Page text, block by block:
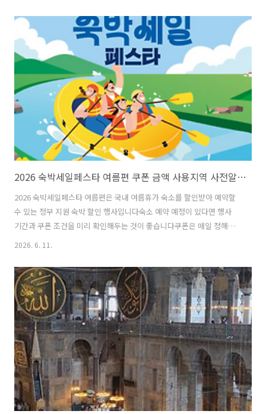
항공, 숙소, 입장권을 하나씩 직접 예약하는 자유여행도 괜찮지만 8월처
럼 더운 시기에는 이야기가 조금 달라져요 저는 튀르키예를 패키지로 두
번 다녀왔고 그중 한 번은 실제로 7월 말 ~ 8월 초 일정이었어요그때 느
꼈던 건 하나였습니다여름 튀르키예는 볼거리는 정말 많은데 체력 소모
도 생각보다 큽니다그래서 부모님과 함께 가는 가족여행, 부부여행, 첫
튀르키예 여행이라..
2026 숙박세일페스타 여름편 쿠폰 금액 사용지역 사전알림 정리
2026 숙박세일페스타 여름편은 국내 여름휴가 숙소를 할인받아 예약할
수 있는 정부 지원 숙박 할인 행사입니다숙소 예약 예정이 있다면 행사
기간과 쿠폰 조건을 미리 확인해두는 것이 좋습니다쿠폰은 매일 정해진
시간에 선착순으로 발급되는 방식이라 늦게 접속하면 행사 기간이 남아
는 가격이 빠르게 오르는 편이라 쿠폰과 특가 숙소를 함께 비교하는 것이
유리합니다 행사 기간 2026 대한민국 여름맞이 숙박세일 페스타는 2026
년 6월 11일부터 7월 31일까지 진행됩니다쿠폰 발급 기간과 사용 기간,
입실 가능 기간도 같은 기간으로 안내되어 있습니다즉 6월 중순부터 7월
말 사이 국내 여행을 계획하고 있다면 이번 숙박세일페스타 쿠폰을 활용
할 수..
2026. 6. 11.